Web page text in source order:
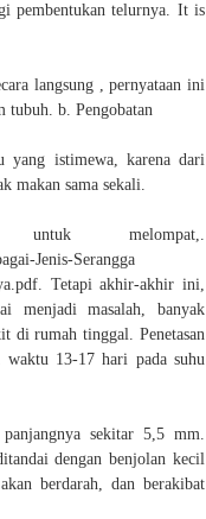
pembentukan telurnya. It is
langsung , pernyataan ini
tubuh. b. Pengobatan
yang istimewa, karena dari
makan sama sekali.
melompat,.
Jenis-Serangga
Tetapi akhir-akhir ini,
menjadi masalah, banyak
di rumah tinggal. Penetasan
waktu 13-17 hari pada suhu
sekitar 5,5 mm.
dengan benjolan kecil
berdarah, dan berakibat